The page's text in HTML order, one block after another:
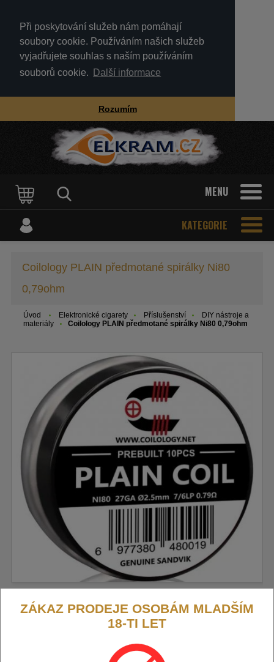
Při poskytování služeb nám pomáhají
soubory cookie. Používáním našich služeb
vyjadřujete souhlas s naším používáním
souborů cookie.
Další informace
Rozumím
MENU
KATEGORIE
Coilology PLAIN předmotané spirálky Ni80
0,79ohm
Úvod Elektronické cigarety Příslušenství
DIY nástroje a
materiály
Coilology PLAIN předmotané spirálky Ni80 0,79ohm
Coilology PLAIN předmotané spirálky
ZÁKAZ PRODEJE OSOBÁM MLADŠÍM
18-TI LET